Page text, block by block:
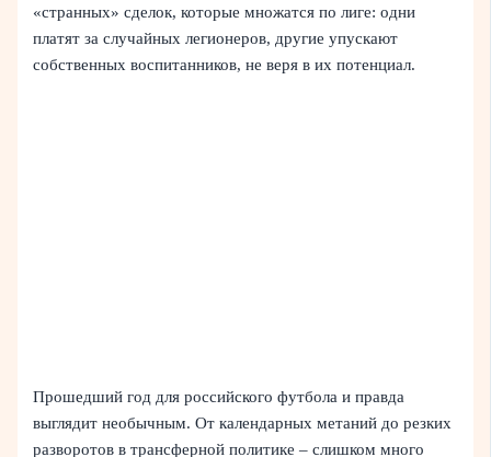
«странных» сделок, которые множатся по лиге: одни
платят за случайных легионеров, другие упускают
собственных воспитанников, не веря в их потенциал.
Прошедший год для российского футбола и правда
выглядит необычным. От календарных метаний до резких
разворотов в трансферной политике – слишком много